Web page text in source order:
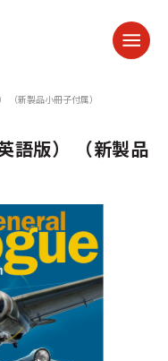
（新製品小冊子付属）
語版） （新製品